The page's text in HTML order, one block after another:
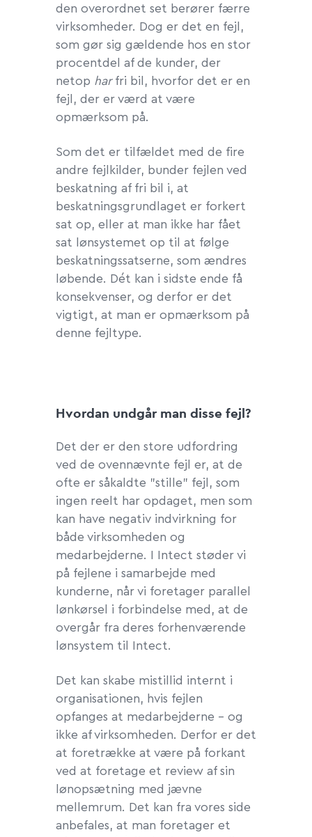
den overordnet set berører færre
virksomheder. Dog er det en fejl,
som gør sig gældende hos en stor
procentdel af de kunder, der
netop har fri bil, hvorfor det er en
fejl, der er værd at være
opmærksom på.
Som det er tilfældet med de fire
andre fejlkilder, bunder fejlen ved
beskatning af fri bil i, at
beskatningsgrundlaget er forkert
sat op, eller at man ikke har fået
sat lønsystemet op til at følge
beskatningssatserne, som ændres
løbende. Dét kan i sidste ende få
konsekvenser, og derfor er det
vigtigt, at man er opmærksom på
denne fejltype.
Hvordan undgår man disse fejl?
Det der er den store udfordring
ved de ovennævnte fejl er, at de
ofte er såkaldte ”stille” fejl, som
ingen reelt har opdaget, men som
kan have negativ indvirkning for
både virksomheden og
medarbejderne. I Intect støder vi
på fejlene i samarbejde med
kunderne, når vi foretager parallel
lønkørsel i forbindelse med, at de
overgår fra deres forhenværende
lønsystem til Intect.
Det kan skabe mistillid internt i
organisationen, hvis fejlen
opfanges at medarbejderne – og
ikke af virksomheden. Derfor er det
at foretrække at være på forkant
ved at foretage et review af sin
lønopsætning med jævne
mellemrum. Det kan fra vores side
anbefales, at man foretager et